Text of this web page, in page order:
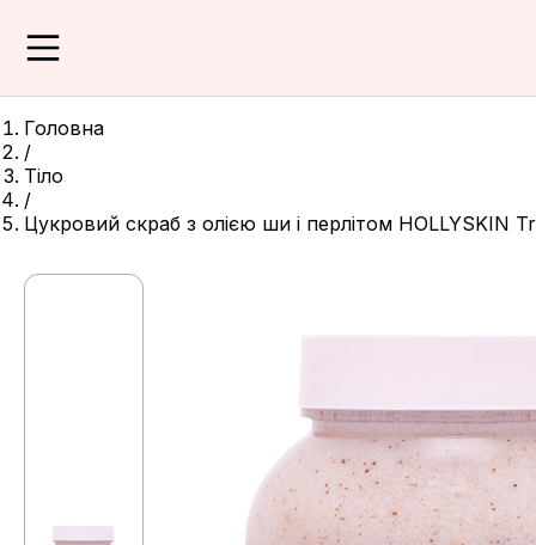
Головна
/
Тіло
/
Цукровий скраб з олією ши і перлітом HOLLYSKIN